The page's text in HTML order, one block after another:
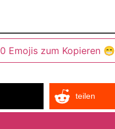
Emojis zum Kopieren 😁
teilen